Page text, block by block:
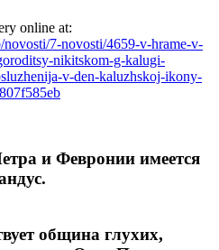
online at:
7-novosti/4659-v-hrame-v-
nikitskom-g-kalugi-
v-den-kaluzhskoj-ikony-
и Февронии имеется
община глухих,